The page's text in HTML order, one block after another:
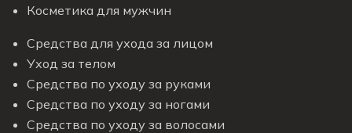
Косметика для мужчин
Средства для ухода за лицом
Уход за телом
Средства по уходу за руками
Средства по уходу за ногами
Средства по уходу за волосами